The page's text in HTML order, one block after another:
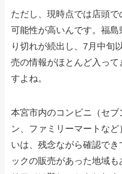
ただし、現時点では店頭
可能性が高いんです。福
り切れが続出し、7月中旬
売の情報がほとんど入っ
すよね。
本宮市内のコンビニ（セ
ン、ファミリーマートな
いは、残念ながら確認で
ックの販売があった地域